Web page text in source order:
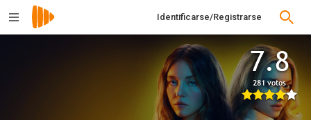
Identificarse/Registrarse
7.8
281 votos